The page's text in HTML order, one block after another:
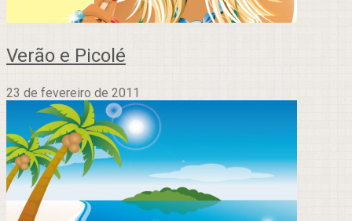
Verão e Picolé
23 de fevereiro de 2011